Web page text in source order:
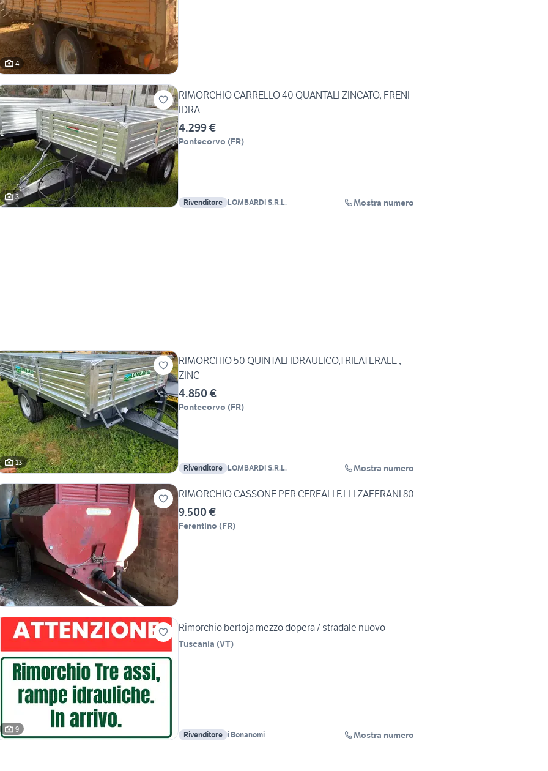
4
3
RIMORCHIO CARRELLO 40 QUANTALI ZINCATO, FRENI
IDRA
4.299 €
Pontecorvo (FR)
Rivenditore LOMBARDI S.R.L. Mostra numero
13
RIMORCHIO 50 QUINTALI IDRAULICO,TRILATERALE ,
ZINC
4.850 €
Pontecorvo (FR)
Rivenditore LOMBARDI S.R.L. Mostra numero
RIMORCHIO CASSONE PER CEREALI F.LLI ZAFFRANI 80
9.500 €
Ferentino (FR)
9
Rimorchio bertoja mezzo dopera / stradale nuovo
Tuscania (VT)
Rivenditore i Bonanomi Mostra numero